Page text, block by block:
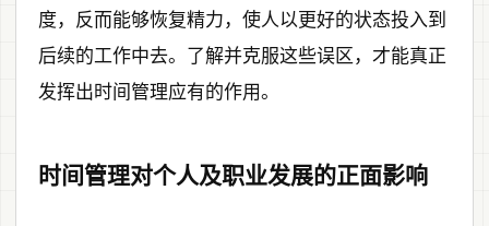
度，反而能够恢复精力，使人以更好的状态投入到
后续的工作中去。了解并克服这些误区，才能真正
发挥出时间管理应有的作用。
时间管理对个人及职业发展的正面影响